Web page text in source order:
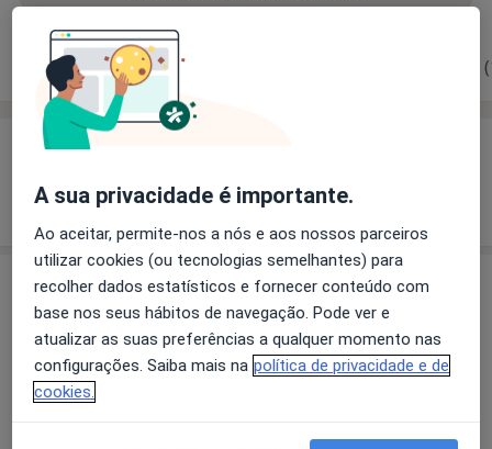
Experiência Preços Opiniões
Experiência
Mostrar mais detalhes
sobre a experiência
Preços
Sem informação sobre serviços e preços
Este especialista ainda não adicionou nenhuma
A sua privacidade é importante.
Ao aceitar, permite-nos a nós e aos nossos parceiros
utilizar cookies (ou tecnologias semelhantes) para
recolher dados estatísticos e fornecer conteúdo com
base nos seus hábitos de navegação. Pode ver e
atualizar as suas preferências a qualquer momento nas
configurações. Saiba mais na política de privacidade e de
cookies.